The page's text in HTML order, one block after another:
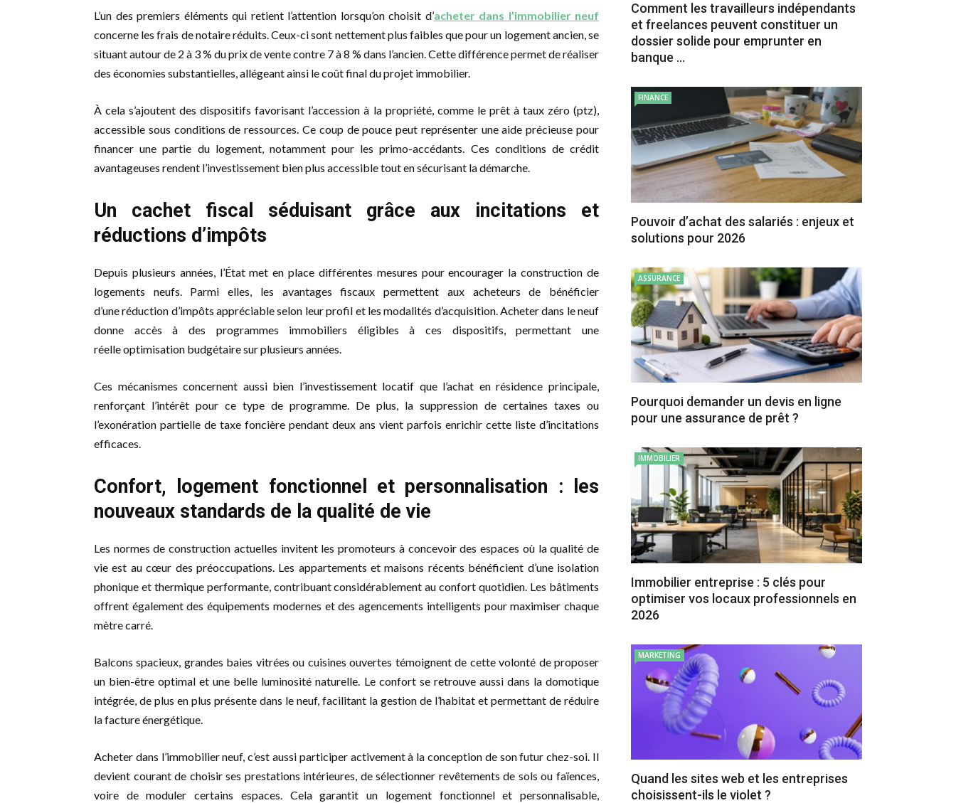
L’un des premiers éléments qui retient l’attention lorsqu’on choisit d’acheter dans l’immobilier neuf
concerne les frais de notaire réduits. Ceux-ci sont nettement plus faibles que pour un logement ancien, se
situant autour de 2 à 3 % du prix de vente contre 7 à 8 % dans l’ancien. Cette différence permet de réaliser
des économies substantielles, allégeant ainsi le coût final du projet immobilier.
À cela s’ajoutent des dispositifs favorisant l’accession à la propriété, comme le prêt à taux zéro (ptz),
accessible sous conditions de ressources. Ce coup de pouce peut représenter une aide précieuse pour
financer une partie du logement, notamment pour les primo-accédants. Ces conditions de crédit
avantageuses rendent l’investissement bien plus accessible tout en sécurisant la démarche.
Un cachet fiscal séduisant grâce aux incitations et
réductions d’impôts
Depuis plusieurs années, l’État met en place différentes mesures pour encourager la construction de
logements neufs. Parmi elles, les avantages fiscaux permettent aux acheteurs de bénéficier
d’une réduction d’impôts appréciable selon leur profil et les modalités d’acquisition. Acheter dans le neuf
donne accès à des programmes immobiliers éligibles à ces dispositifs, permettant une
réelle optimisation budgétaire sur plusieurs années.
Ces mécanismes concernent aussi bien l’investissement locatif que l’achat en résidence principale,
renforçant l’intérêt pour ce type de programme. De plus, la suppression de certaines taxes ou
l’exonération partielle de taxe foncière pendant deux ans vient parfois enrichir cette liste d’incitations
efficaces.
Confort, logement fonctionnel et personnalisation : les
nouveaux standards de la qualité de vie
Les normes de construction actuelles invitent les promoteurs à concevoir des espaces où la qualité de
vie est au cœur des préoccupations. Les appartements et maisons récents bénéficient d’une isolation
phonique et thermique performante, contribuant considérablement au confort quotidien. Les bâtiments
offrent également des équipements modernes et des agencements intelligents pour maximiser chaque
mètre carré.
Balcons spacieux, grandes baies vitrées ou cuisines ouvertes témoignent de cette volonté de proposer
un bien-être optimal et une belle luminosité naturelle. Le confort se retrouve aussi dans la domotique
intégrée, de plus en plus présente dans le neuf, facilitant la gestion de l’habitat et permettant de réduire
la facture énergétique.
Acheter dans l’immobilier neuf, c’est aussi participer activement à la conception de son futur chez-soi. Il
devient courant de choisir ses prestations intérieures, de sélectionner revêtements de sols ou faïences,
voire de moduler certains espaces. Cela garantit un logement fonctionnel et personnalisable,
Comment les travailleurs indépendants
et freelances peuvent constituer un
dossier solide pour emprunter en
banque ...
FINANCE
Pouvoir d’achat des salariés : enjeux et
solutions pour 2026
ASSURANCE
Pourquoi demander un devis en ligne
pour une assurance de prêt ?
IMMOBILIER
Immobilier entreprise : 5 clés pour
optimiser vos locaux professionnels en
2026
MARKETING
Quand les sites web et les entreprises
choisissent-ils le violet ?